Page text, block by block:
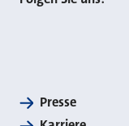
Presse